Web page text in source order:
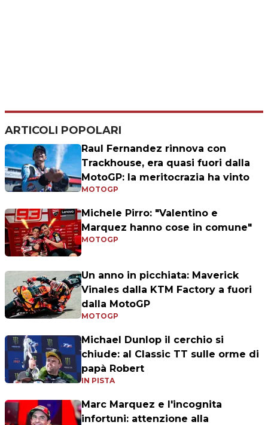
ARTICOLI POPOLARI
Raul Fernandez rinnova con
Trackhouse, era quasi fuori dalla
MotoGP: la meritocrazia ha vinto
MOTOGP
Michele Pirro: "Valentino e
Marquez hanno cose in comune"
MOTOGP
Un anno in picchiata: Maverick
Vinales dalla KTM Factory a fuori
dalla MotoGP
MOTOGP
Michael Dunlop il cerchio si
chiude: al Classic TT sulle orme di
papà Robert
IN PISTA
Marc Marquez e l'incognita
infortuni: attenzione alla